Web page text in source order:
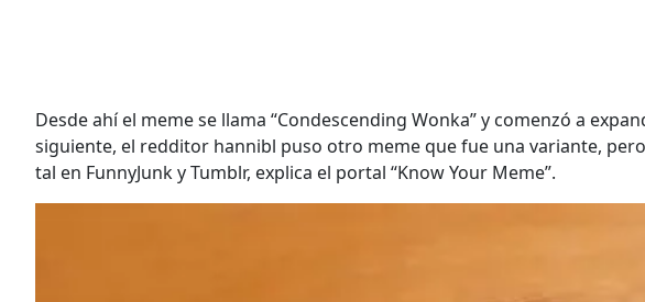
Desde ahí el meme se llama “Condescending Wonka” y comenzó a
siguiente, el redditor hannibl puso otro meme que fue una variante,
tal en FunnyJunk y Tumblr, explica el portal “Know Your Meme”.